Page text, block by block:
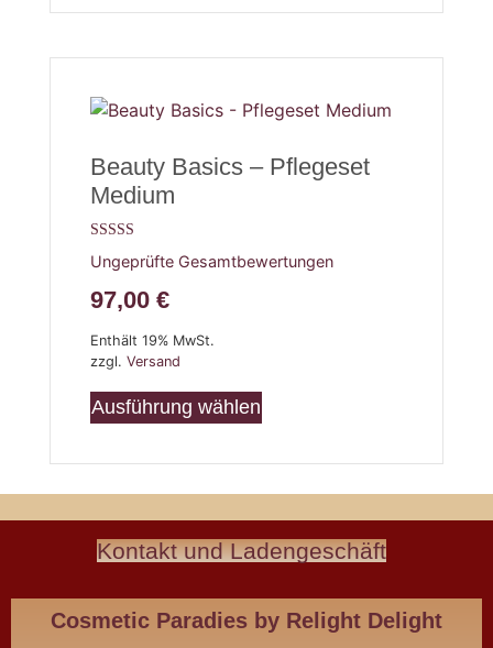
Beauty Basics – Pflegeset
Medium
Bewertet mit
5.00
Ungeprüfte Gesamtbewertungen
97,00 €
Enthält 19% MwSt.
zzgl. Versand
Ausführung wählen
Kontakt und Ladengeschäft
Cosmetic Paradies by Relight Delight